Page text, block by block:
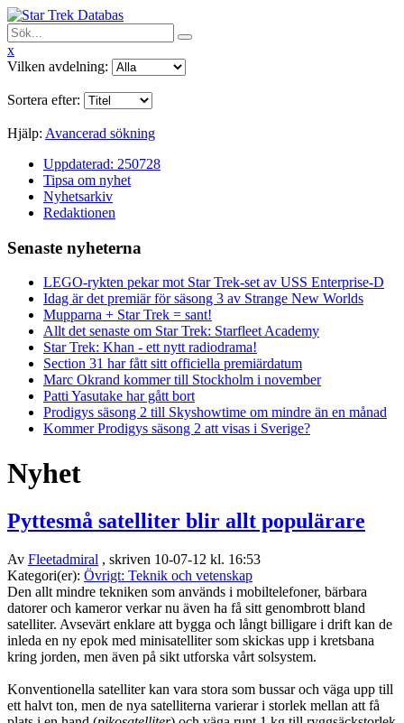
x
Vilken avdelning:
Sortera efter:
Hjälp: Avancerad sökning
Uppdaterad: 250728
Tipsa om nyhet
Nyhetsarkiv
Redaktionen
Senaste nyheterna
LEGO-rykten pekar mot Star Trek-set av USS Enterprise-D
Idag är det premiär för säsong 3 av Strange New Worlds
Mupparna + Star Trek = sant!
Allt det senaste om Star Trek: Starfleet Academy
Star Trek: Khan - ett nytt radiodrama!
Section 31 har fått sitt officiella premiärdatum
Marc Okrand kommer till Stockholm i november
Patti Yasutake har gått bort
Prodigys säsong 2 till Skyshowtime om mindre än en månad
Kommer Prodigys säsong 2 att visas i Sverige?
Nyhet
Pyttesmå satelliter blir allt populärare
Av Fleetadmiral , skriven 10-07-12 kl. 16:53
Kategori(er): Övrigt: Teknik och vetenskap
Den allt mindre tekniken som används i mobiltelefoner, bärbara
datorer och kameror verkar nu även ha få sitt genombrott bland
satelliter. Avsevärt enklare att bygga och långt billigare i drift kan de
inleda en ny epok med minisatelliter som skickas upp i kretsbana
kring jorden, men även på sikt utforska vårt solsystem.
Konventionella satelliter kan vara stora som bussar och väga upp till
ett halvt ton, men de nya satelliterna varierar i storlek mellan att få